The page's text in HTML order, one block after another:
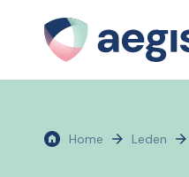
Home Leden